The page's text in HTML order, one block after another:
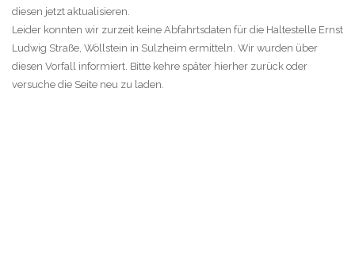
diesen jetzt aktualisieren.
Leider konnten wir zurzeit keine Abfahrtsdaten für die Haltestelle Ernst
Ludwig Straße, Wöllstein in Sulzheim ermitteln. Wir wurden über
diesen Vorfall informiert. Bitte kehre später hierher zurück oder
versuche die Seite neu zu laden.